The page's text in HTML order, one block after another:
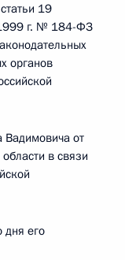
19
г. № 184-ФЗ
органов
Вадимовича от
в связи
дня его